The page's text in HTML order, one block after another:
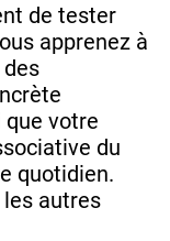
de tester
apprenez à
votre
du
quotidien.
autres